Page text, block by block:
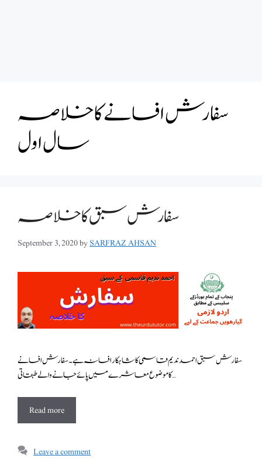
سفارش افسانے کا خلاصہ
سال اول
سفارش سبق کا خلاصہ
September 3, 2020bySARFRAZ AHSAN
سفارش سبق احمد ندیم قاسمی کا شاہکار افسانہ ہے ۔ سفارش افسانے
کا موضوع معاشرے میں پائے جانے والے طبقاتی …
Read more
Leave a comment